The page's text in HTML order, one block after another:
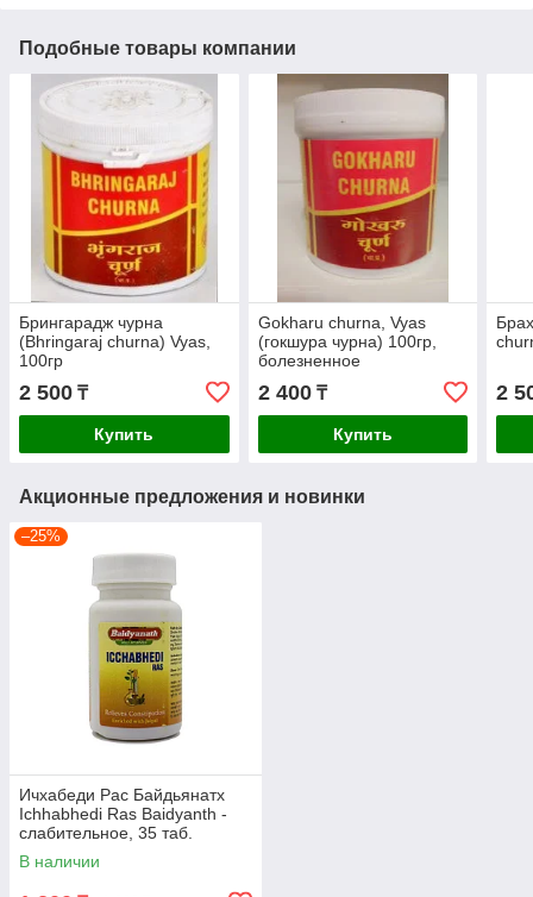
Подобные товары компании
Брингарадж чурна
(Bhringaraj churna) Vyas,
100гр
2 500 ₸
Купить
Gokharu churna, Vyas
(гокшура чурна) 100гр,
болезненное
мочеиспускание, камни в
почках, воспаление
2 400₸
Купить
2
Акционные предложения и новинки
–25%
Ичхабеди Рас Байдьянатх
Ichhabhedi Ras Baidyanth -
слабительное, 35 таб.
В наличии